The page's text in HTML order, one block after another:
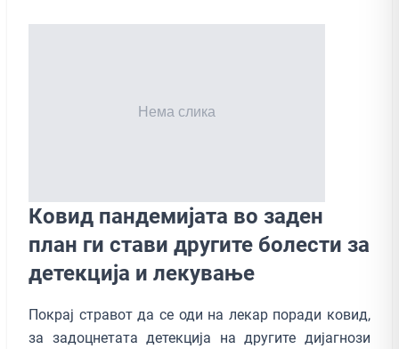
Ковид пандемијата во заден
план ги стави другите болести за
детекција и лекување
Покрај стравот да се оди на лекар поради ковид,
за задоцнетата детекција на другите дијагнози